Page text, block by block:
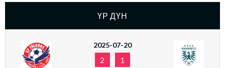
ҮР ДҮН
2025-07-20
2
1